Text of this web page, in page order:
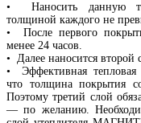
• Наносить данную
толщиной каждого не
• После первого
менее 24 часов.
• Далее наносится второй
• Эффективная тепловая
что толщина покрытия
Поэтому третий слой
— по желанию.